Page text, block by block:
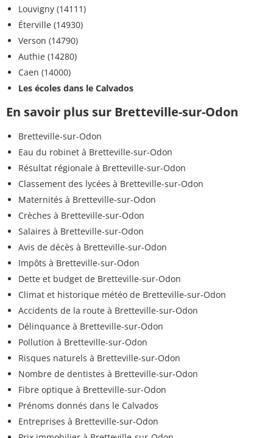
Louvigny (14111)
Éterville (14930)
Verson (14790)
Authie (14280)
Caen (14000)
Les écoles dans le Calvados
En savoir plus sur Bretteville-sur-Odon
Bretteville-sur-Odon
Eau du robinet à Bretteville-sur-Odon
Résultat régionale à Bretteville-sur-Odon
Classement des lycées à Bretteville-sur-Odon
Maternités à Bretteville-sur-Odon
Crèches à Bretteville-sur-Odon
Salaires à Bretteville-sur-Odon
Avis de décès à Bretteville-sur-Odon
Impôts à Bretteville-sur-Odon
Dette et budget de Bretteville-sur-Odon
Climat et historique météo de Bretteville-sur-Odon
Accidents de la route à Bretteville-sur-Odon
Délinquance à Bretteville-sur-Odon
Pollution à Bretteville-sur-Odon
Risques naturels à Bretteville-sur-Odon
Nombre de dentistes à Bretteville-sur-Odon
Fibre optique à Bretteville-sur-Odon
Prénoms donnés dans le Calvados
Entreprises à Bretteville-sur-Odon